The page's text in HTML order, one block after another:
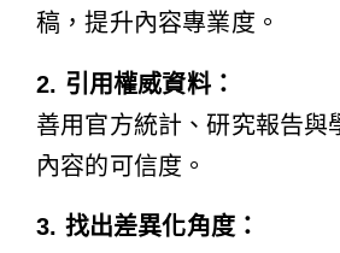
稿，提升內容專業度。
2. 引用權威資料：
善用官方統計、研究報告與
內容的可信度。
3. 找出差異化角度：